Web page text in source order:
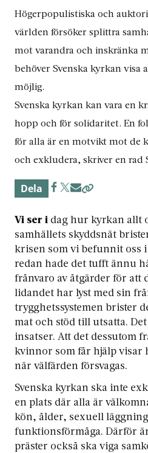
Högerpopulistiska och
världen försöker splittra
mot varandra och inskränka
behöver Svenska kyrkan visa
möjlig.
Svenska kyrkan kan vara en
hopp och för solidaritet. En
för alla är en motvikt mot de
och exkludera, skriver en rad
Dela
Vi ser i dag hur kyrkan allt
samhällets skyddsnät
krisen som vi befunnit oss
redan hade det tufft ännu
frånvaro av åtgärder för att
lidandet har lyst med sin
trygghetssystemen brister
mat och stöd till utsatta.
insatser. Att det dessutom
kvinnor som får hjälp visar
när välfärden försvagas.
Svenska kyrkan ska inte
en plats där alla är
kön, ålder, sexuell
funktionsförmåga. Därför
präster också ska viga